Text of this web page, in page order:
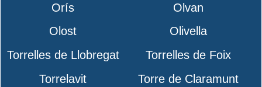
Orís
Olvan
Olost
Olivella
Torrelles de Llobregat
Torrelles de Foix
Torrelavit
Torre de Claramunt